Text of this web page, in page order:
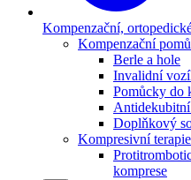
Kompenzační,
Kompenzační
Berle a hole
Invalidní
Pomůcky do
Doplňkový
Kompresivní terapie
komprese